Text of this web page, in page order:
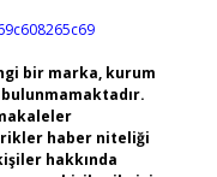
bir marka, kurum
haber niteliği
hakkında